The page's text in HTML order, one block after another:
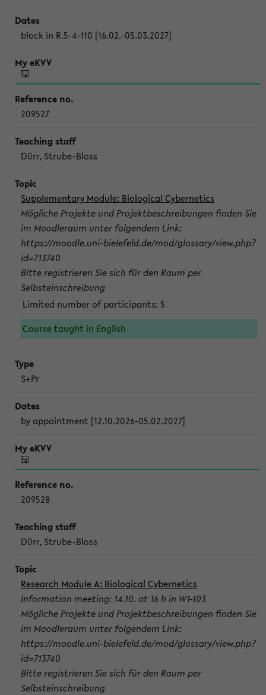
block in R.5-4-110 [16.02.-05.03.2027]
209527
Dürr, Strube-Bloss
Supplementary Module: Biological Cybernetics
Mögliche Projekte und Projektbeschreibungen finden Sie
im Moodleraum unter folgendem Link:
https://moodle.uni-bielefeld.de/mod/glossary/view.php?
id=713740
Bitte registrieren Sie sich für den Raum per
Selbsteinschreibung
Limited number of participants: 5
Course taught in English
S+Pr
by appointment [12.10.2026-05.02.2027]
209528
Dürr, Strube-Bloss
Research Module A: Biological Cybernetics
Information meeting: 14.10. at 16 h in W1-103
Mögliche Projekte und Projektbeschreibungen finden Sie
im Moodleraum unter folgendem Link:
https://moodle.uni-bielefeld.de/mod/glossary/view.php?
id=713740
Bitte registrieren Sie sich für den Raum per
Selbsteinschreibung